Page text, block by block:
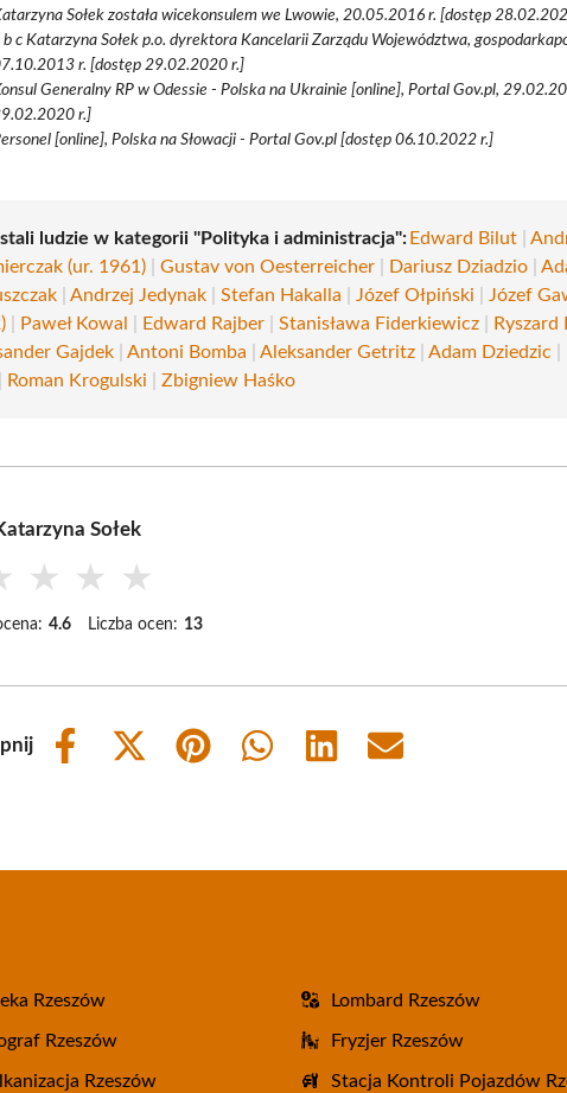
Sołek została wicekonsulem we Lwowie, 20.05.2016 r. [dostęp
b c Katarzyna Sołek p.o. dyrektora Kancelarii Zarządu Województwa,
r. [dostęp 29.02.2020 r.]
Generalny RP w Odessie - Polska na Ukrainie [online], Portal Gov.pl,
r.]
[online], Polska na Słowacji - Portal Gov.pl [dostęp 06.10.2022 r.]
ludzie w kategorii "Polityka i administracja":Edward Bilut |
(ur. 1961) |Gustav von Oesterreicher Dariusz Dziadzio |
|Andrzej Jedynak |Stefan Hakalla Józef Ołpiński
Józef
Paweł Kowal Edward Rajber |Stanisława Fiderkiewicz Ryszard
Gajdek |Antoni Bomba |Aleksander Getritz |Adam Dziedzic
Roman Krogulski |Zbigniew Haśko
Sołek
★ ★ ★
4.6 Liczba ocen: 13
Share
Share
Share
Share
Share
Share
Rzeszów Lombard Rzeszów
Rzeszów Fryzjer Rzeszów
Rzeszów Stacja Kontroli Pojazdów